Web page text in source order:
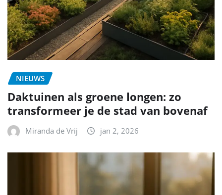
NIEUWS
Daktuinen als groene longen: zo
transformeer je de stad van bovenaf
Miranda de Vrij jan 2, 2026